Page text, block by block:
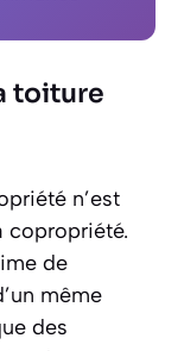
toiture
n’est
copropriété.
de
même
des